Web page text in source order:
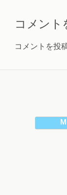
コメント
コメントを投